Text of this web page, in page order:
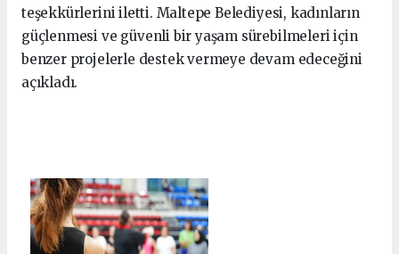
teşekkürlerini iletti. Maltepe Belediyesi, kadınların
güçlenmesi ve güvenli bir yaşam sürebilmeleri için
benzer projelerle destek vermeye devam edeceğini
açıkladı.